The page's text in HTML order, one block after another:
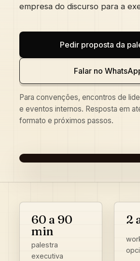
empresa do discurso para a
Pedir proposta da
Falar no
Para convenções, encontros de
e eventos internos. Resposta em
formato e próximos passos.
60 a 90
min
palestra
executiva
2